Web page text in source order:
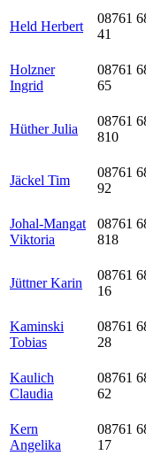
Held Herbert
08761
41
Holzner
Ingrid
08761
65
Hüther Julia
08761
810
Jäckel Tim
08761
92
Johal-Mangat
Viktoria
08761
818
Jüttner Karin
08761
16
Kaminski
Tobias
08761
28
Kaulich
Claudia
08761
62
Kern
Angelika
08761
17